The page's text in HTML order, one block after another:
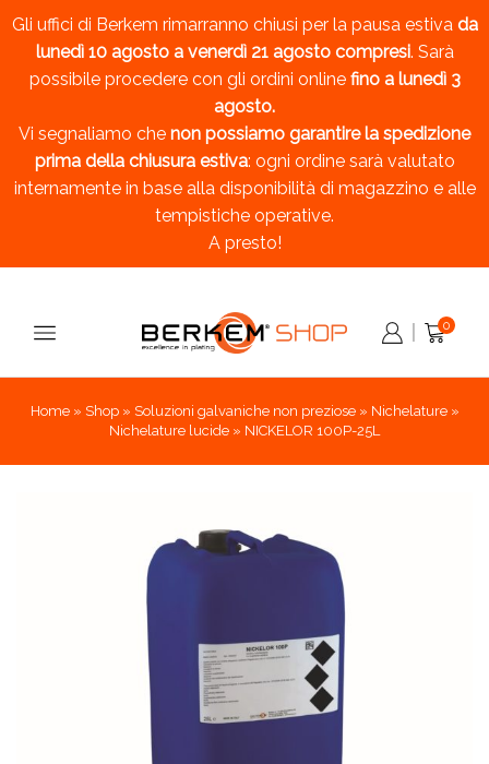
Gli uffici di Berkem rimarranno chiusi per la pausa estiva da
lunedì 10 agosto a venerdì 21 agosto compresi. Sarà
possibile procedere con gli ordini online fino a lunedì 3
agosto.
Vi segnaliamo che non possiamo garantire la spedizione
prima della chiusura estiva: ogni ordine sarà valutato
internamente in base alla disponibilità di magazzino e alle
tempistiche operative.
A presto!
0
Home» Shop» Soluzioni galvaniche non preziose» Nichelature»
Nichelature lucide » NICKELOR 100P-25L